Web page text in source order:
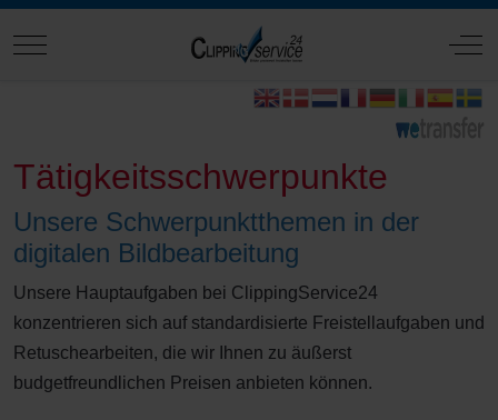
Mobile Menu Toggle Off-
Tätigkeitsschwerpunkte
Unsere Schwerpunktthemen in der
digitalen Bildbearbeitung
Unsere Hauptaufgaben bei ClippingService24
konzentrieren sich auf standardisierte Freistellaufgaben und
Retuschearbeiten, die wir Ihnen zu äußerst
budgetfreundlichen Preisen anbieten können.